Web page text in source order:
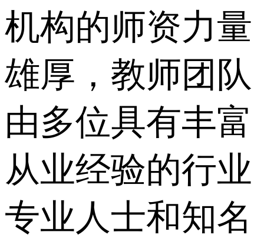
机构的师资力量
雄厚，教师团队
由多位具有丰富
从业经验的行业
专业人士和知名